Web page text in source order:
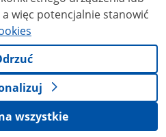
więc potencjalnie stanowić
wszystkie